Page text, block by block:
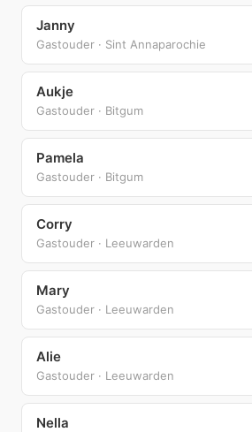
Janny
Gastouder · Sint Annaparochie
Aukje
Gastouder · Bitgum
Pamela
Gastouder · Bitgum
Corry
Gastouder · Leeuwarden
Mary
Gastouder · Leeuwarden
Alie
Gastouder · Leeuwarden
Nella